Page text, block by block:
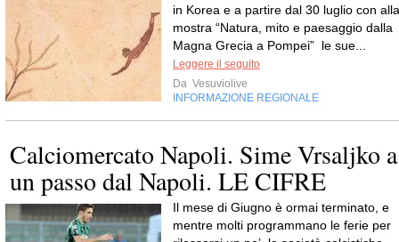
in Korea e a partire dal 30 luglio con alla
mostra “Natura, mito e paesaggio dalla
Magna Grecia a Pompei” le sue...
Leggere il seguito
Da Vesuviolive
INFORMAZIONE REGIONALE
Calciomercato Napoli. Sime Vrsaljko a
un passo dal Napoli. LE CIFRE
Il mese di Giugno è ormai terminato, e
mentre molti programmano le ferie per